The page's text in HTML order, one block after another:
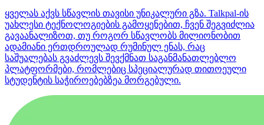
ყველას აქვს სწავლის თავისი უნიკალური გზა. Talkpal-ის
უახლესი ტექნოლოგიების გამოყენებით, ჩვენ შეგვიძლია
გავაანალიზოთ, თუ როგორ სწავლობს მილიონობით
ადამიანი ერთდროულად რუმინულ ენას, რაც
საშუალებას გვაძლევს შევქმნათ საგანმანათლებლო
პლატფორმები, რომლებიც სპეციალურად თითოეული
სტუდენტის საჭიროებებზეა მორგებული.